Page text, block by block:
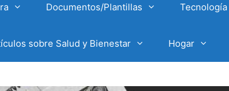
Documentos/Plantillas Tecnología
sobre Salud y Bienestar Hogar